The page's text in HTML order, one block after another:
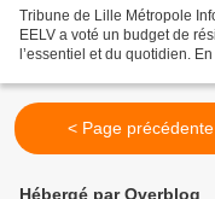
Tribune de Lille Métropole
EELV a voté un budget de
l’essentiel et du quotidien.
< Page précédente
Hébergé par Overblog